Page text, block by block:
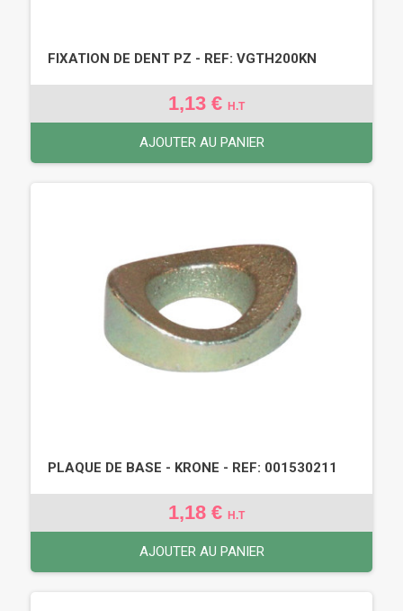
FIXATION DE DENT PZ - REF: VGTH200KN
1,13 € H.T
AJOUTER AU PANIER
PLAQUE DE BASE - KRONE - REF: 001530211
1,18 € H.T
AJOUTER AU PANIER